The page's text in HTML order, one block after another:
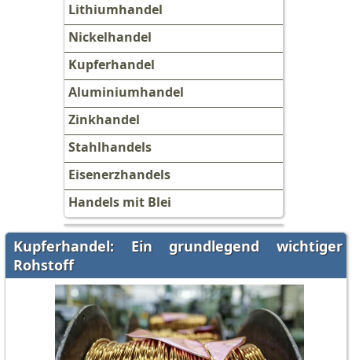
Lithiumhandel
Nickelhandel
Kupferhandel
Aluminiumhandel
Zinkhandel
Stahlhandels
Eisenerzhandels
Handels mit Blei
Kupferhandel: Ein grundlegend wichtiger
Rohstoff